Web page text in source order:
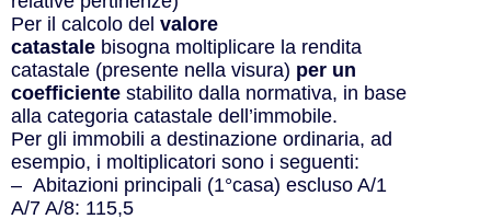
Per il calcolo del valore
catastale bisogna moltiplicare la rendita
catastale (presente nella visura) per un
coefficiente stabilito dalla normativa, in base
alla categoria catastale dell’immobile.
Per gli immobili a destinazione ordinaria, ad
esempio, i moltiplicatori sono i seguenti:
– Abitazioni principali (1°casa) escluso A/1
A/7 A/8: 115,5